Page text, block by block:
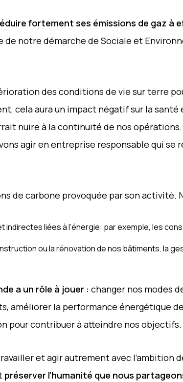
fortement ses émissions de gaz à
de notre démarche de Sociale et
des conditions de vie sur terre
cela aura un impact négatif sur la
nuire à la continuité de nos
agir en entreprise responsable qui se
de carbone provoquée par son activité.
liées à l’énergie: par exemple, les
ou la rénovation de nos bâtiments, la
a un rôle à jouer : changer nos modes
améliorer la performance énergétique
pour contribuer à atteindre nos objectifs.
et agir autrement avec l’ambition
préserver l’humanité que nous